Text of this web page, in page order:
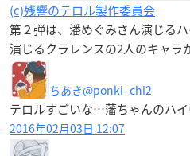
(c)残響のテロル製作委員会
第２弾は、 潘めぐみさん演じる
演じるクラレンスの2人のキャラ
ちあき@ponki_chi2
テロルすごいな…藩ちゃんのハ
2016年02月03日 12:07